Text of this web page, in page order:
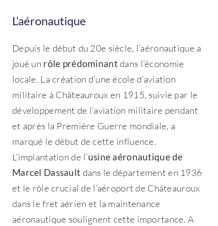
L’aéronautique
Depuis le début du 20e siècle, l’aéronautique a
joué un rôle prédominantdans l’économie
locale. La création d’une école d’aviation
militaire à Châteauroux en 1915, suivie par le
développement de l’aviation militaire pendant
et après la Première Guerre mondiale, a
marqué le début de cette influence.
L’implantation de l’usine aéronautique de
Marcel Dassault dans le département en 1936
et le rôle crucial de l’aéroport de Châteauroux
dans le fret aérien et la maintenance
aéronautique soulignent cette importance. A